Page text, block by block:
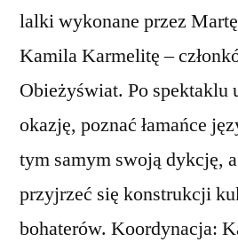
lalki wykonane przez
Kamila Karmelitę –
Obieżyświat. Po spektaklu
okazję, poznać łamańce
tym samym swoją dykcję,
przyjrzeć się konstrukcji
bohaterów. Koordynacja: